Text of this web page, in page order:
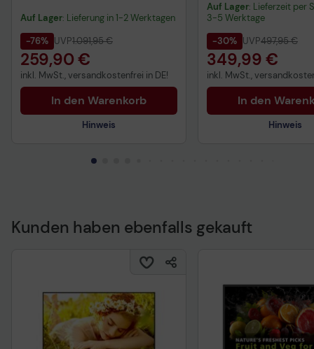
Auf Lager: Lieferung in 1-2 Werktagen
-76% UVP1.091,95 €
259,90 €
inkl. MwSt., versandkostenfrei in DE!
In den Warenkorb
Hinweis
Auf Lager: Lieferzeit per
3-5 Werktage
-30% UVP497,95 €
349,99 €
inkl. MwSt.,
In den
Hinweis
Kunden haben ebenfalls gekauft